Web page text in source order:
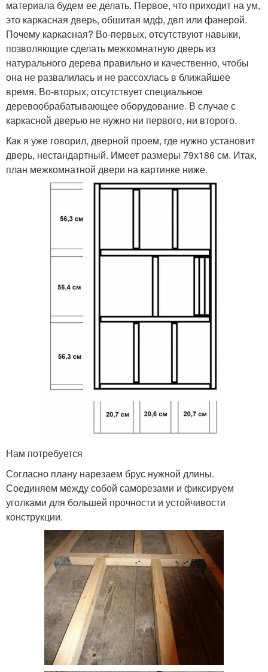
материала будем ее делать. Первое, что приходит на ум,
это каркасная дверь, обшитая мдф, двп или фанерой.
Почему каркасная? Во-первых, отсутствуют навыки,
позволяющие сделать межкомнатную дверь из
натурального дерева правильно и качественно, чтобы
она не развалилась и не рассохлась в ближайшее
время. Во-вторых, отсутствует специальное
деревообрабатывающее оборудование. В случае с
каркасной дверью не нужно ни первого, ни второго.
Как я уже говорил, дверной проем, где нужно установит
дверь, нестандартный. Имеет размеры 79х186 см. Итак,
план межкомнатной двери на картинке ниже.
Нам потребуется
Согласно плану нарезаем брус нужной длины.
Соединяем между собой саморезами и фиксируем
уголками для большей прочности и устойчивости
конструкции.